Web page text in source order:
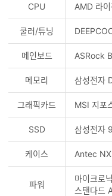
CPU AMD 라
쿨러/튜닝
메인보드 ASRock
메모리 삼성전자
그래픽카드 MSI 지포
SSD 삼성전자
케이스 Antec
파워
마이크로
스탠다드